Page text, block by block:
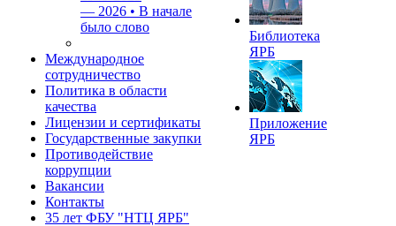
— 2026 • В начале
было слово
Международное
сотрудничество
Политика в области
качества
Лицензии и сертификаты
Государственные закупки
Противодействие
коррупции
Вакансии
Контакты
35 лет ФБУ "НТЦ ЯРБ"
Библиотека
ЯРБ
Приложение
ЯРБ